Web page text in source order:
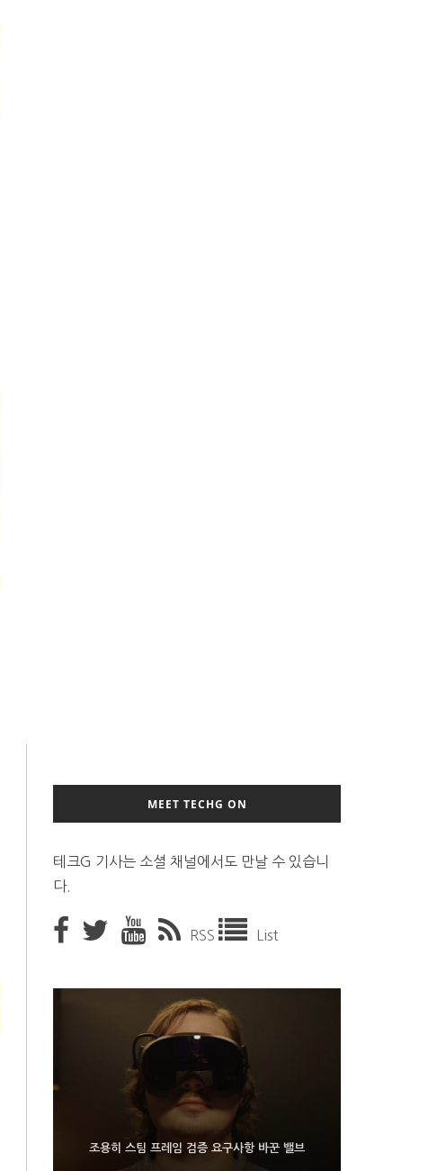
MEET TECHG ON
테크G 기사는 소셜 채널에서도 만날 수 있습니
다.
RSS List
조용히 스팀 프레임 검증 요구사항 바꾼 밸브
9월 4일부터 서비스 접는 안드로이드 장치용 구글 어
시스턴트
FMS 2026서 차세대 3D 메모리 ZHBM·ZNAND-O
모형 처음 선보인 삼성전자